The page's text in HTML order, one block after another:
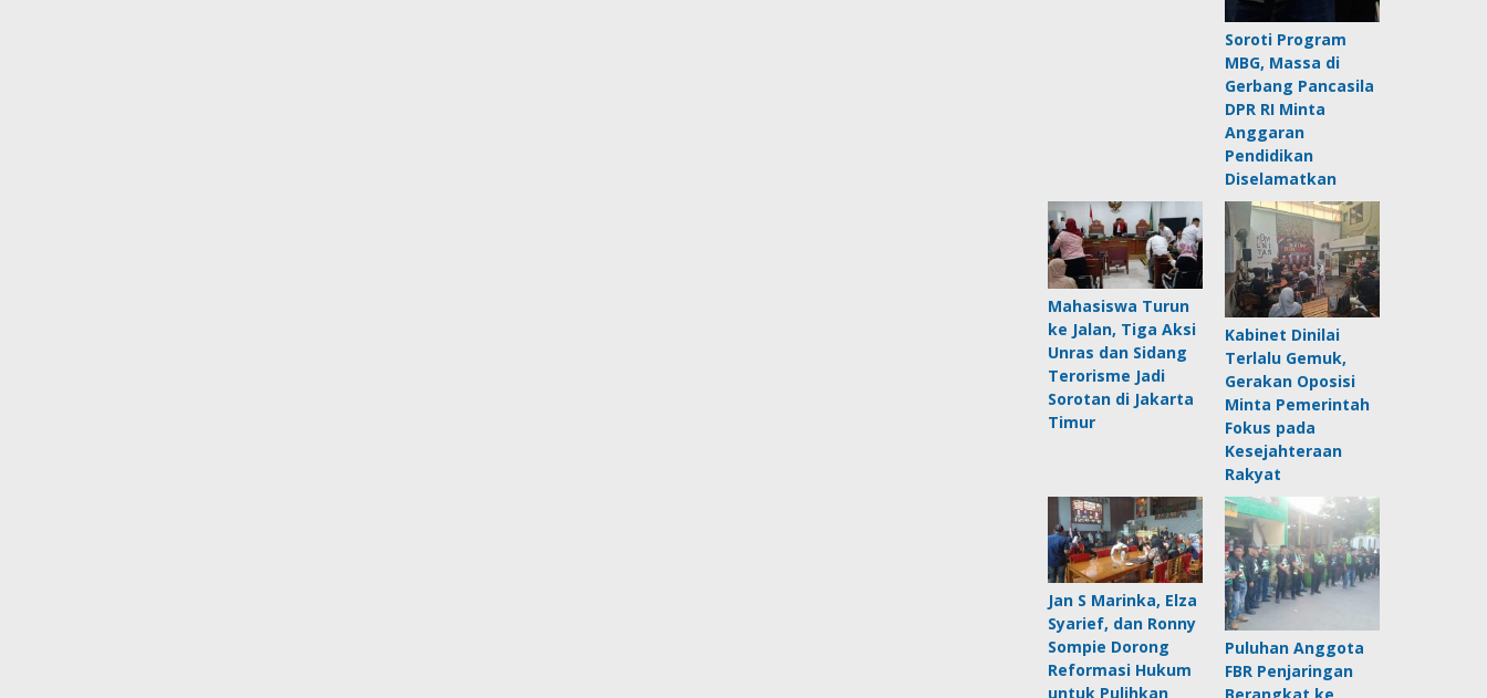
Soroti Program
MBG, Massa di
Gerbang Pancasila
DPR RI Minta
Anggaran
Pendidikan
Diselamatkan
Mahasiswa Turun
ke Jalan, Tiga Aksi
Unras dan Sidang
Terorisme Jadi
Sorotan di Jakarta
Timur
Kabinet Dinilai
Terlalu Gemuk,
Gerakan Oposisi
Minta Pemerintah
Fokus pada
Kesejahteraan
Rakyat
Jan S Marinka, Elza
Syarief, dan Ronny
Sompie Dorong
Reformasi Hukum
untuk Pulihkan
Puluhan Anggota
FBR Penjaringan